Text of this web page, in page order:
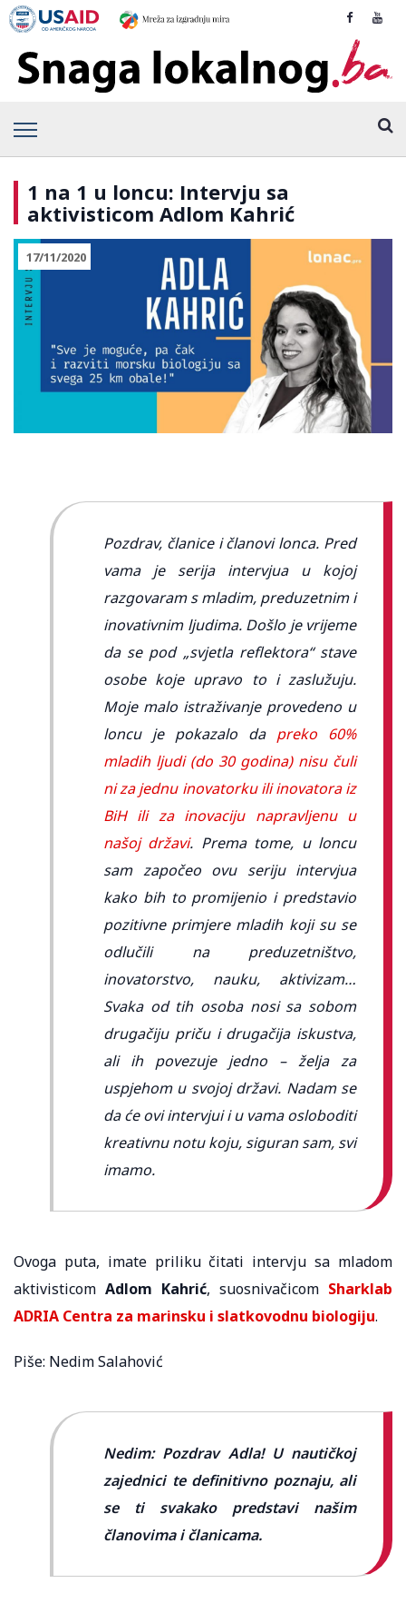
1 na 1 u loncu: Intervju sa
aktivisticom Adlom Kahrić
17/11/2020
Pozdrav, članice i članovi lonca. Pred
vama je serija intervjua u kojoj
razgovaram s mladim, preduzetnim i
inovativnim ljudima. Došlo je vrijeme
da se pod „svjetla reflektora“ stave
osobe koje upravo to i zaslužuju.
Moje malo istraživanje provedeno u
loncu je pokazalo da preko 60%
mladih ljudi (do 30 godina) nisu čuli
ni za jednu inovatorku ili inovatora iz
BiH ili za inovaciju napravljenu u
našoj državi. Prema tome, u loncu
sam započeo ovu seriju intervjua
kako bih to promijenio i predstavio
pozitivne primjere mladih koji su se
odlučili na preduzetništvo,
inovatorstvo, nauku, aktivizam…
Svaka od tih osoba nosi sa sobom
drugačiju priču i drugačija iskustva,
ali ih povezuje jedno – želja za
uspjehom u svojoj državi. Nadam se
da će ovi intervjui i u vama osloboditi
kreativnu notu koju, siguran sam, svi
imamo.
Ovoga puta, imate priliku čitati intervju sa mladom
aktivisticom Adlom Kahrić, suosnivačicom Sharklab
ADRIA Centra za marinsku i slatkovodnu biologiju.
Piše: Nedim Salahović
Nedim: Pozdrav Adla! U nautičkoj
zajednici te definitivno poznaju, ali
se ti svakako predstavi našim
članovima i članicama.